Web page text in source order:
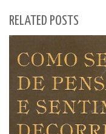
RELATED POSTS